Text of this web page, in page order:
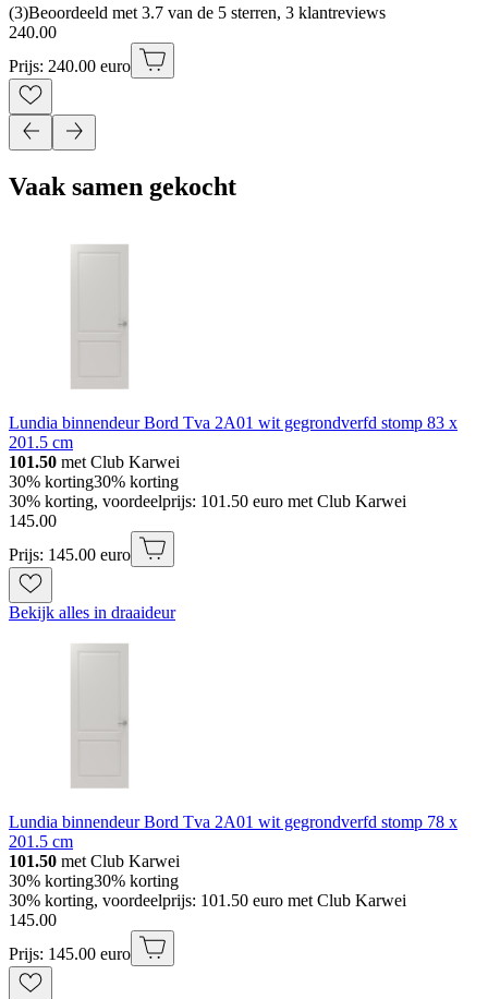
(3)Beoordeeld met 3.7 van de 5 sterren, 3 klantreviews
240.00
Prijs: 240.00 euro
Vaak samen gekocht
Lundia binnendeur Bord Tva 2A01 wit gegrondverfd stomp 83 x
201.5 cm
101.50 met Club Karwei
30% korting30% korting
30% korting, voordeelprijs: 101.50 euro met Club Karwei
145.00
Prijs: 145.00 euro
Bekijk alles in draaideur
Lundia binnendeur Bord Tva 2A01 wit gegrondverfd stomp 78 x
201.5 cm
101.50 met Club Karwei
30% korting30% korting
30% korting, voordeelprijs: 101.50 euro met Club Karwei
145.00
Prijs: 145.00 euro